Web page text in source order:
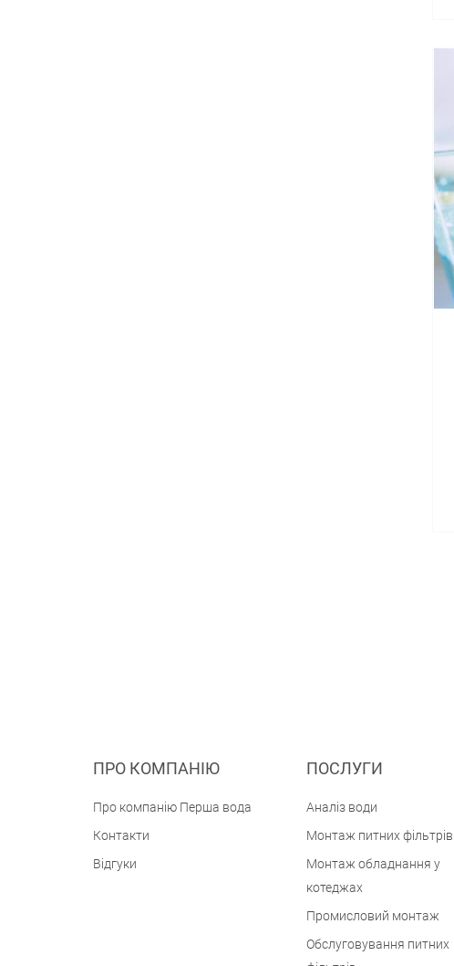
ПРО КОМПАНІЮ
Про компанію Перша вода
Контакти
Відгуки
ПОСЛУГИ
Аналіз води
Монтаж питних фільтрів
Монтаж обладнання у
котеджах
Промисловий монтаж
Обслуговування питних